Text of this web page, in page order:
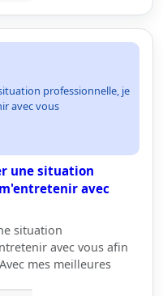
professionnelle, je
avec vous
une situation
avec
situation
avec vous afin
mes meilleures